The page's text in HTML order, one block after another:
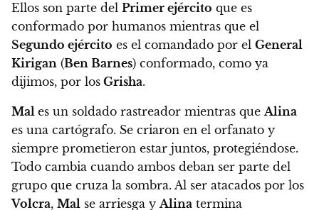
Ellos son parte del Primer ejército que es
conformado por humanos mientras que el
Segundo ejército es el comandado por el General
Kirigan (Ben Barnes) conformado, como ya
dijimos, por los Grisha.
Mal es un soldado rastreador mientras queAlina
es una cartógrafo. Se criaron en el orfanato y
siempre prometieron estar juntos, protegiéndose.
Todo cambia cuando ambos deban ser parte del
grupo que cruza la sombra. Al ser atacados por los
Volcra, Mal se arriesga yAlina termina